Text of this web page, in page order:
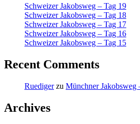
Schweizer Jakobsweg – Tag 19
Schweizer Jakobsweg – Tag 18
Schweizer Jakobsweg – Tag 17
Schweizer Jakobsweg – Tag 16
Schweizer Jakobsweg – Tag 15
Recent Comments
Ruedigerzu Münchner Jakobsweg
Archives